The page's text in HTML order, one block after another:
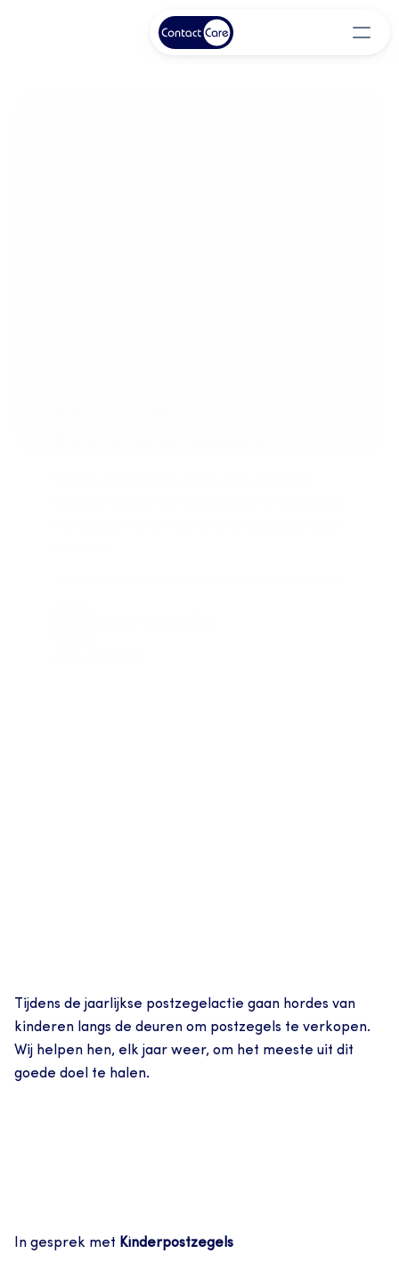
Tijdens de jaarlijkse postzegelactie gaan hordes van
kinderen langs de deuren om postzegels te verkopen.
Wij helpen hen, elk jaar weer, om het meeste uit dit
goede doel te halen.
In gesprek met Kinderpostzegels